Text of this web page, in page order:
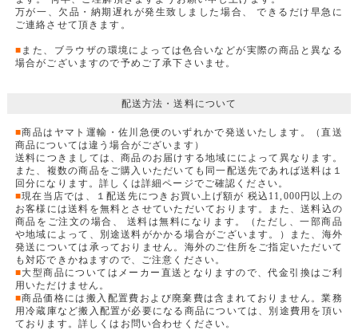
万が一、欠品・納期遅れが発生致しました場合、 できるだけ早急に
ご連絡させて頂きます。
■ また、ブラウザの環境によっては色合いなどが実際の商品と異なる
場合がございますので予めご了承下さいませ。
配送方法・送料について
■商品はヤマト運輸・佐川急便のいずれかで発送いたします。（直送
商品については違う場合がございます）
送料につきましては、商品のお届けする地域にによって異なります。
また、複数の商品をご購入いただいても同一配送先であれば送料は１
回分になります。詳しくは詳細ページでご確認ください。
■現在当店では、１配送先につきお買い上げ額が 税込11,000円以上の
お客様には送料を無料とさせていただいております。また、送料込の
商品をご注文の場合、 送料は無料になります。（ただし、一部商品
や地域によって、別途送料がかかる場合がございます。）また、海外
発送については承っておりません。海外のご住所をご指定いただいて
も対応できかねますので、ご注意ください。
■大型商品についてはメーカー直送となりますので、代金引換はご利
用いただけません。
■商品価格には搬入配置費および廃棄費は含まれておりません。業務
用冷蔵庫など搬入配置が必要になる商品については、別途費用を頂い
ております。詳しくはお問い合わせください。